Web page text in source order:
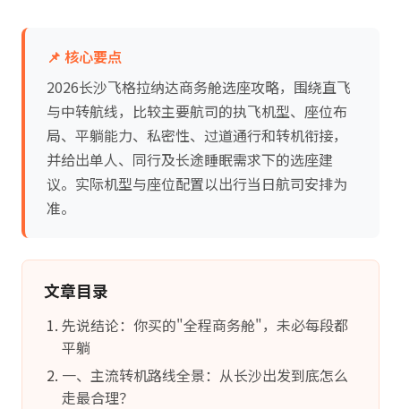
📌 核心要点
2026长沙飞格拉纳达商务舱选座攻略，围绕直飞
与中转航线，比较主要航司的执飞机型、座位布
局、平躺能力、私密性、过道通行和转机衔接，
并给出单人、同行及长途睡眠需求下的选座建
议。实际机型与座位配置以出行当日航司安排为
准。
文章目录
先说结论：你买的"全程商务舱"，未必每段都
平躺
一、主流转机路线全景：从长沙出发到底怎么
走最合理？